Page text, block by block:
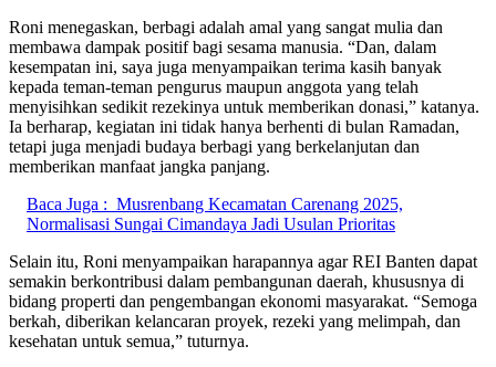
Roni menegaskan, berbagi adalah amal yang sangat mulia dan
membawa dampak positif bagi sesama manusia. “Dan, dalam
kesempatan ini, saya juga menyampaikan terima kasih banyak
kepada teman-teman pengurus maupun anggota yang telah
menyisihkan sedikit rezekinya untuk memberikan donasi,” katanya.
Ia berharap, kegiatan ini tidak hanya berhenti di bulan Ramadan,
tetapi juga menjadi budaya berbagi yang berkelanjutan dan
memberikan manfaat jangka panjang.
Baca Juga : Musrenbang Kecamatan Carenang 2025,
Normalisasi Sungai Cimandaya Jadi Usulan Prioritas
Selain itu, Roni menyampaikan harapannya agar REI Banten dapat
semakin berkontribusi dalam pembangunan daerah, khususnya di
bidang properti dan pengembangan ekonomi masyarakat. “Semoga
berkah, diberikan kelancaran proyek, rezeki yang melimpah, dan
kesehatan untuk semua,” tuturnya.